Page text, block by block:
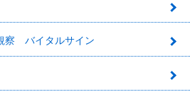
察 バイタルサイン